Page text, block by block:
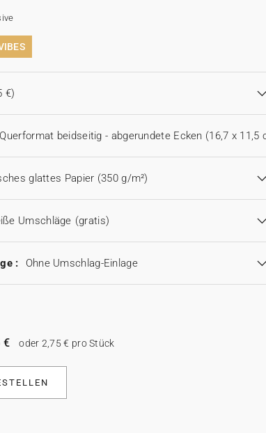
€)
beidseitig - abgerundete Ecken (16,7 x 11,5
glattes Papier (350 g/m²)
Umschläge (gratis)
: Ohne Umschlag-Einlage
€ oder 2,75 € pro Stück